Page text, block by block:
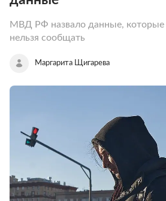
МВД РФ назвало данные, которые
нельзя сообщать
Маргарита Щигарева